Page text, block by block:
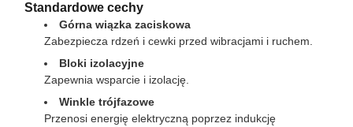
Waga
Standardowe cechy
Górna wiązka zaciskowa
Zabezpiecza rdzeń i cewki przed wibracjami i ruchem.
Bloki izolacyjne
Zapewnia wsparcie i izolację.
Winkle trójfazowe
Przenosi energię elektryczną poprzez indukcję